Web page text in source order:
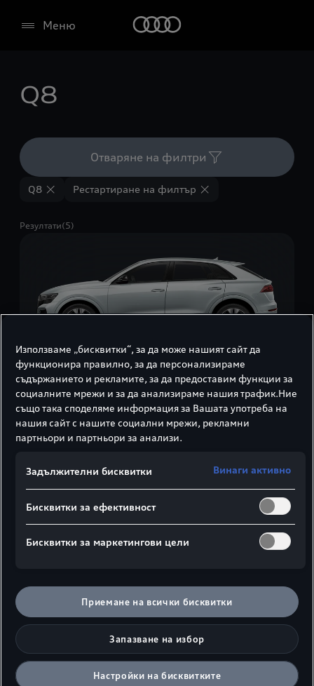
Меню
Q8
Отваряне на филтри
Q8 Рестартиране на филтър
Резултати(5)
Q8 SUV
от 88179,00 €
от172463,13 лв.
Консумация на гориво, комбинирана: 0 l/100 км
Q8 SUV TFSI e
Използваме „бисквитки“, за да може нашият сайт да
функционира правилно, за да персонализираме
съдържанието и рекламите, за да предоставим функции за
социалните мрежи и за да анализираме нашия трафик.Ние
също така споделяме информация за Вашата употреба на
нашия сайт с нашите социални мрежи, рекламни
партньори и партньори за анализи.
Задължителни бисквитки Винаги активно
Бисквитки за ефективност
Бисквитки за маркетингови цели
Приемане на всички бисквитки
Запазване на избор
Настройки на бисквитките